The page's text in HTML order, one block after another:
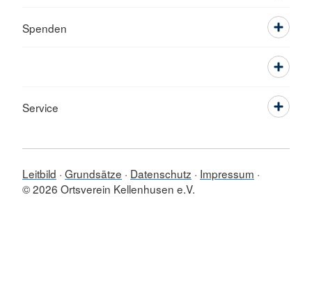
Spenden
Service
Leitbild Grundsätze Datenschutz
Impressum
© 2026 Ortsverein Kellenhusen e.V.